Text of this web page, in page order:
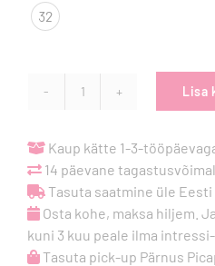
32
Bundgaard
High
kummikud
-
Sea
animals
kogus
Lisa
Kaup kätte 1-3-
14 päevane
Tasuta saatmine üle
Osta kohe, maksa hiljem.
kuni 3 kuu peale ilma
Tasuta pick-up Pärnus